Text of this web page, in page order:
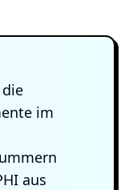
im
aus